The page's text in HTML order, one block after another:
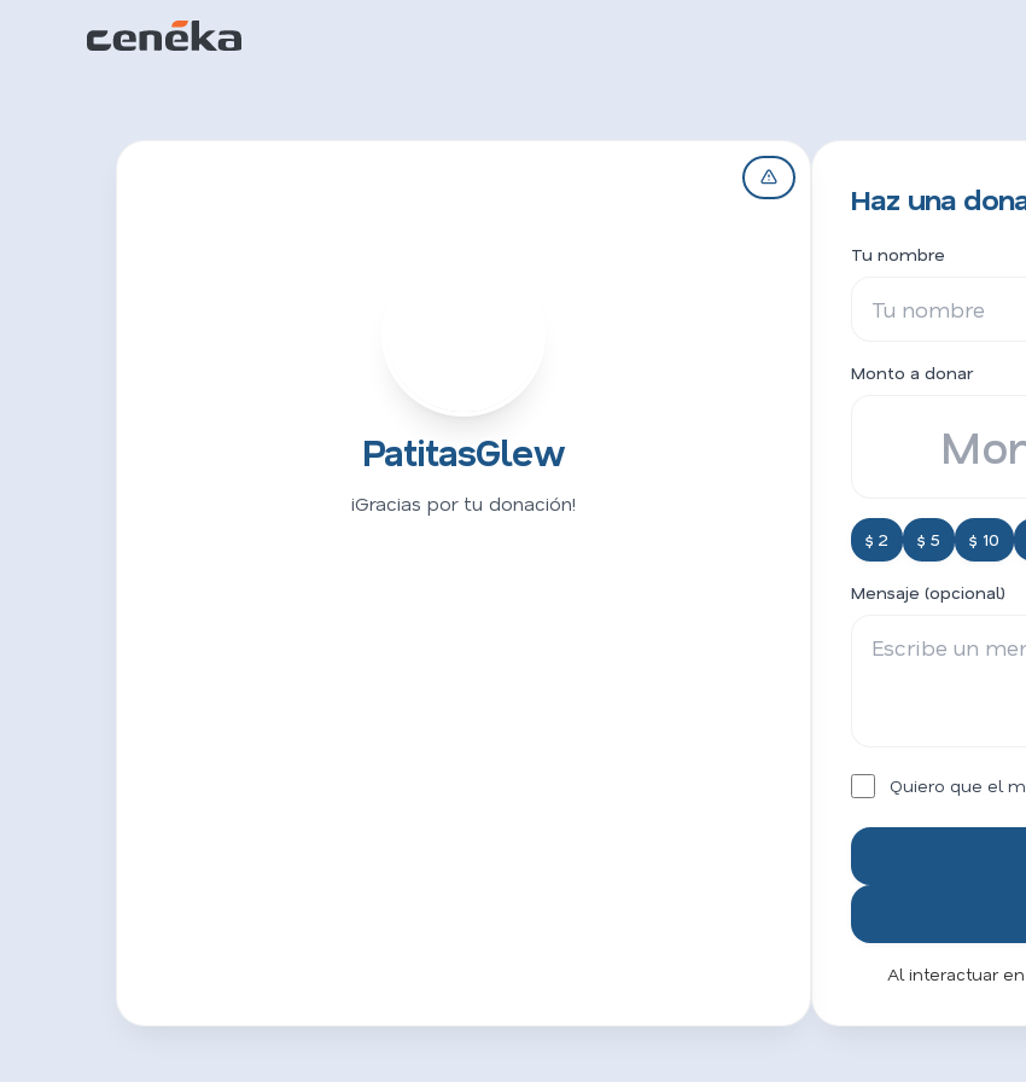
PatitasGlew
¡Gracias por tu donación!
Haz una
Tu nombre
Monto a donar
$ 2 $ 5 $ 10
Mensaje (opcional)
Quiero que el
Al interactuar